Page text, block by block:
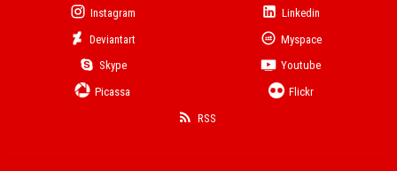
Instagram
Linkedin
Deviantart
Myspace
Skype
Youtube
Picassa
Flickr
RSS